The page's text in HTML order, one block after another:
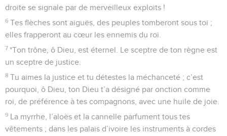
droite se signale par de merveilleux exploits !
6 Tes flèches sont aiguës, des peuples tomberont sous toi ;
elles frapperont au cœur les ennemis du roi.
7 *Ton trône, ô Dieu, est éternel. Le sceptre de ton règne est
un sceptre de justice.
8 Tu aimes la justice et tu détestes la méchanceté ; c’est
pourquoi, ô Dieu, ton Dieu t’a désigné par onction comme
roi, de préférence à tes compagnons, avec une huile de joie.
9 La myrrhe, l’aloès et la cannelle parfument tous tes
vêtements ; dans les palais d’ivoire les instruments à cordes